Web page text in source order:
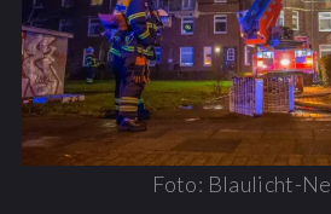
Foto: Blaulicht-